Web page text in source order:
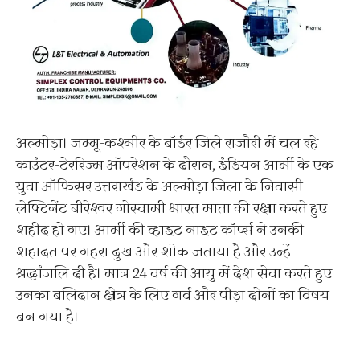
अल्मोड़ा। जम्मू-कश्मीर के बॉर्डर जिले राजौरी में चल रहे
काउंटर-टेररिज्म ऑपरेशन के दौरान, इंडियन आर्मी के एक
युवा ऑफिसर उत्तराखंड के अल्मोड़ा जिला के निवासी
लेफ्टिनेंट बीरेश्वर गोस्वामी भारत माता की रक्षा करते हुए
शहीद हो गए। आर्मी की व्हाइट नाइट कॉर्प्स ने उनकी
शहादत पर गहरा दुख और शोक जताया है और उन्हें
श्रद्धांजलि दी है। मात्र 24 वर्ष की आयु में देश सेवा करते हुए
उनका बलिदान क्षेत्र के लिए गर्व और पीड़ा दोनों का विषय
बन गया है।